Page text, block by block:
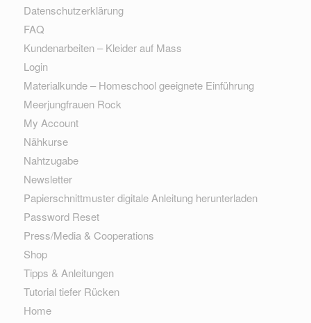
Datenschutzerklärung
FAQ
Kundenarbeiten – Kleider auf Mass
Login
Materialkunde – Homeschool geeignete Einführung
Meerjungfrauen Rock
My Account
Nähkurse
Nahtzugabe
Newsletter
Papierschnittmuster digitale Anleitung herunterladen
Password Reset
Press/Media & Cooperations
Shop
Tipps & Anleitungen
Tutorial tiefer Rücken
Home